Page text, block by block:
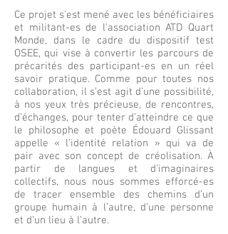
Ce projet s'est mené avec les bénéficiaires
et militant-es de l'association ATD Quart
Monde, dans le cadre du dispositif test
OSEE, qui vise à convertir les parcours de
précarités des participant-es en un réel
savoir pratique. Comme pour toutes nos
collaboration, il s’est agit d’une possibilité,
à nos yeux très précieuse, de rencontres,
d’échanges, pour tenter d’atteindre ce que
le philosophe et poète Édouard Glissant
appelle « l’identité relation » qui va de
pair avec son concept de créolisation. À
partir de langues et d’imaginaires
collectifs, nous nous sommes efforcé-es
de tracer ensemble des chemins d’un
groupe humain à l’autre, d’une personne
et d’un lieu à l’autre.